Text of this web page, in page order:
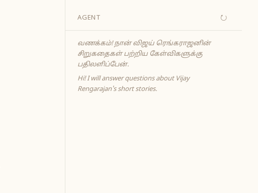
AGENT ↻
வணக்கம்! நான் விஜய் ரெங்கராஜனின்
சிறுகதைகள் பற்றிய கேள்விகளுக்கு
பதிலளிப்பேன்.
Hi! I will answer questions about Vijay
Rengarajan's short stories.